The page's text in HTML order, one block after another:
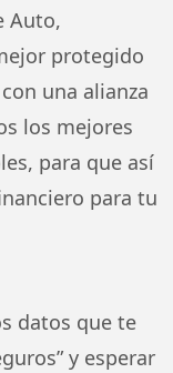
Auto,
protegido
una alianza
los mejores
para que así
para tu
datos que te
y esperar